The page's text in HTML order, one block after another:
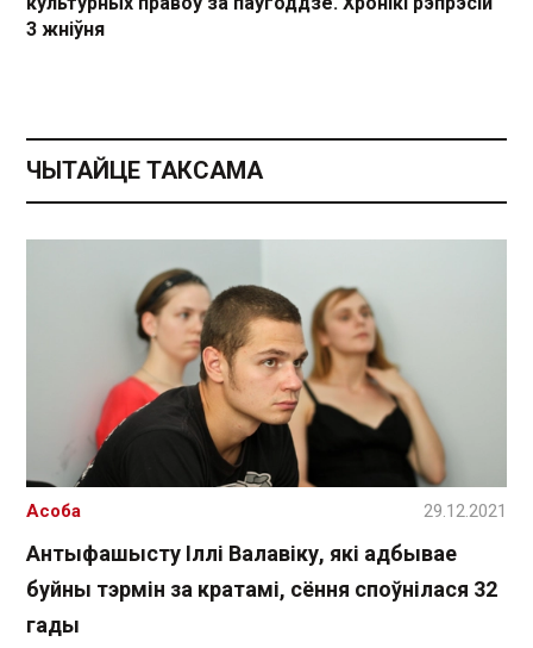
3 жніўня
ЧЫТАЙЦЕ ТАКСАМА
Антыфашысту Іллі Валавіку, які адбывае
буйны тэрмін за кратамі, сёння споўнілася 32
гады
Асоба 29.12.2021